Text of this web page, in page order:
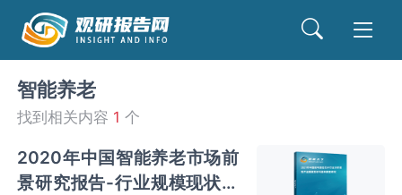
智能养老
找到相关内容 1 个
2020年中国智能养老市场前
景研究报告-行业规模现状与